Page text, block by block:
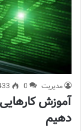
مدیریت 0
آموزش
دهیم